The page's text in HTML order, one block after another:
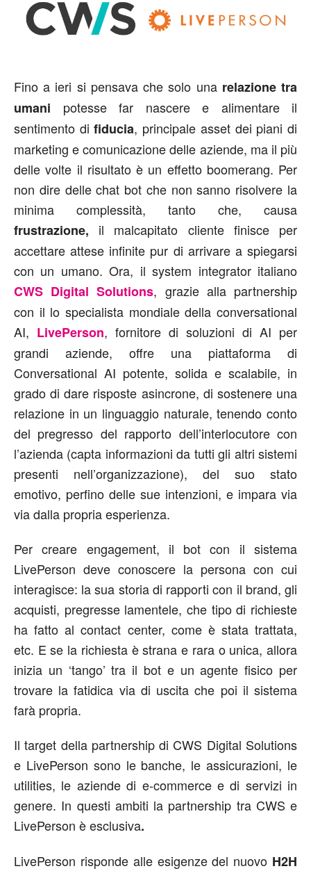
Fino a ieri si pensava che solo una relazione tra
umani potesse far nascere e alimentare il
sentimento di fiducia, principale asset dei piani di
marketing e comunicazione delle aziende, ma il più
delle volte il risultato è un effetto boomerang. Per
non dire delle chat bot che non sanno risolvere la
minima complessità, tanto che, causa
frustrazione, il malcapitato cliente finisce per
accettare attese infinite pur di arrivare a spiegarsi
con un umano. Ora, il system integrator italiano
CWS Digital Solutions, grazie alla partnership
con il lo specialista mondiale della conversational
AI, LivePerson, fornitore di soluzioni di AI per
grandi aziende, offre una piattaforma di
Conversational AI potente, solida e scalabile, in
grado di dare risposte asincrone, di sostenere una
relazione in un linguaggio naturale, tenendo conto
del pregresso del rapporto dell’interlocutore con
l’azienda (capta informazioni da tutti gli altri sistemi
presenti nell’organizzazione), del suo stato
emotivo, perfino delle sue intenzioni, e impara via
via dalla propria esperienza.
Per creare engagement, il bot con il sistema
LivePerson deve conoscere la persona con cui
interagisce: la sua storia di rapporti con il brand, gli
acquisti, pregresse lamentele, che tipo di richieste
ha fatto al contact center, come è stata trattata,
etc. E se la richiesta è strana e rara o unica, allora
inizia un ‘tango’ tra il bot e un agente fisico per
trovare la fatidica via di uscita che poi il sistema
farà propria.
Il target della partnership di CWS Digital Solutions
e LivePerson sono le banche, le assicurazioni, le
utilities, le aziende di e-commerce e di servizi in
genere. In questi ambiti la partnership tra CWS e
LivePerson è esclusiva.
LivePerson risponde alle esigenze del nuovo H2H